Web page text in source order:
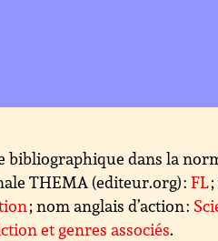
bibliographique dans la
THEMA (editeur.org) :FL
; nom anglais d’action :
et genres associés.